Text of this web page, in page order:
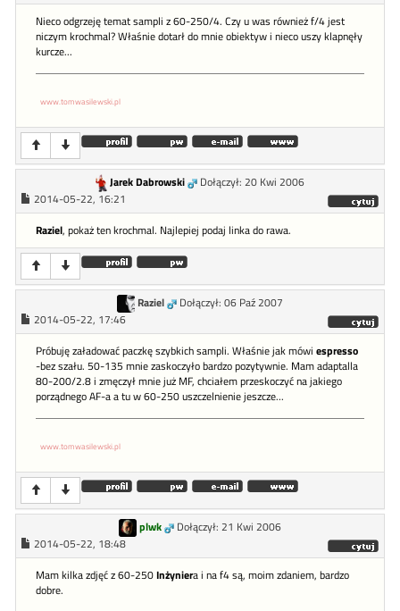
Nieco odgrzeję temat sampli z 60-250/4. Czy u was również f/4 jest
niczym krochmal? Właśnie dotarł do mnie obiektyw i nieco uszy klapnęły
kurcze...
www.tomwasilewski.pl
Jarek Dabrowski
Dołączył: 20 Kwi 2006
2014-05-22, 16:21
Raziel, pokaż ten krochmal. Najlepiej podaj linka do rawa.
Raziel
Dołączył: 06 Paź 2007
2014-05-22, 17:46
Próbuję załadować paczkę szybkich sampli. Właśnie jak mówi espresso
-bez szału. 50-135 mnie zaskoczyło bardzo pozytywnie. Mam adaptalla
80-200/2.8 i zmęczył mnie już MF, chciałem przeskoczyć na jakiego
porządnego AF-a a tu w 60-250 uszczelnienie jeszcze...
www.tomwasilewski.pl
plwk
Dołączył: 21 Kwi 2006
2014-05-22, 18:48
Mam kilka zdjęć z 60-250Inżyniera i na f4 są, moim zdaniem, bardzo
dobre.